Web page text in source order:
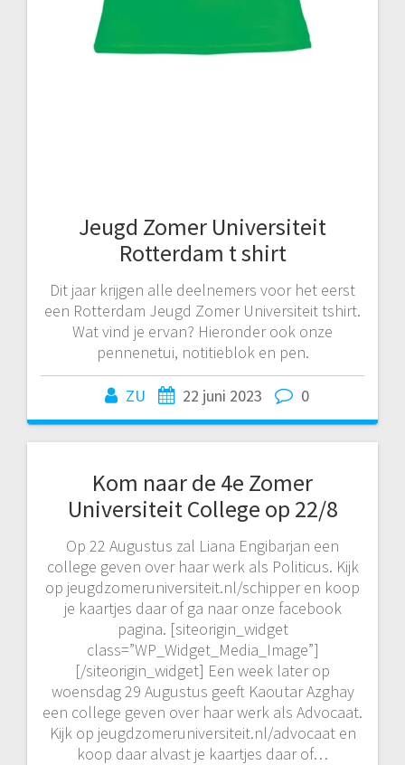
Jeugd Zomer Universiteit
Rotterdam t shirt
Dit jaar krijgen alle deelnemers voor het eerst
een Rotterdam Jeugd Zomer Universiteit tshirt.
Wat vind je ervan? Hieronder ook onze
pennenetui, notitieblok en pen.
ZU 22 juni 2023 0
Kom naar de 4e Zomer
Universiteit College op 22/8
Op 22 Augustus zal Liana Engibarjan een
college geven over haar werk als Politicus. Kijk
op jeugdzomeruniversiteit.nl/schipper en koop
je kaartjes daar of ga naar onze facebook
pagina. [siteorigin_widget
class=”WP_Widget_Media_Image”]
[/siteorigin_widget] Een week later op
woensdag 29 Augustus geeft Kaoutar Azghay
een college geven over haar werk als Advocaat.
Kijk op jeugdzomeruniversiteit.nl/advocaat en
koop daar alvast je kaartjes daar of…